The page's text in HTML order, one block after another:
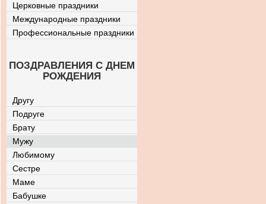
Церковные праздники
Международные праздники
Профессиональные праздники
ПОЗДРАВЛЕНИЯ С ДНЕМ
РОЖДЕНИЯ
Другу
Подруге
Брату
Мужу
Любимому
Сестре
Маме
Бабушке